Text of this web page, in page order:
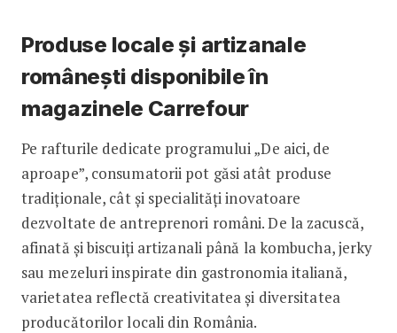
Produse locale și artizanale
românești disponibile în
magazinele Carrefour
Pe rafturile dedicate programului „De aici, de
aproape”, consumatorii pot găsi atât produse
tradiționale, cât și specialități inovatoare
dezvoltate de antreprenori români. De la zacuscă,
afinată și biscuiți artizanali până la kombucha, jerky
sau mezeluri inspirate din gastronomia italiană,
varietatea reflectă creativitatea și diversitatea
producătorilor locali din România.